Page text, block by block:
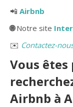
📲 Airbnb
🌐Notre site
✉️ Contactez-
Vous
Airbnb à